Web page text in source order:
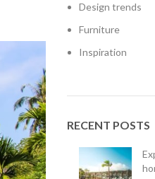
Design trends
Furniture
Inspiration
RECENT POSTS